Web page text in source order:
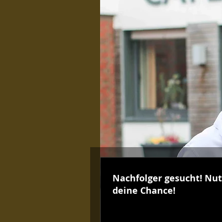
Nachfolger gesucht!
deine Chance!